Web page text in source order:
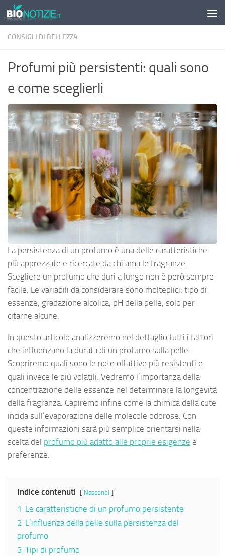
Sotto il contenuto
CONSIGLI DI BELLEZZA
Profumi più persistenti: quali sono
e come sceglierli
La persistenza di un profumo è una delle caratteristiche
più apprezzate e ricercate da chi ama le fragranze.
Scegliere un profumo che duri a lungo non è però sempre
facile. Le variabili da considerare sono molteplici: tipo di
essenze, gradazione alcolica, pH della pelle, solo per
citarne alcune.
In questo articolo analizzeremo nel dettaglio tutti i fattori
che influenzano la durata di un profumo sulla pelle.
Scopriremo quali sono le note olfattive più resistenti e
quali invece le più volatili. Vedremo l’importanza della
concentrazione delle essenze nel determinare la longevità
della fragranza. Capiremo infine come la chimica della cute
incida sull’evaporazione delle molecole odorose. Con
queste informazioni sarà più semplice orientarsi nella
scelta del profumo più adatto alle proprie esigenze e
preferenze.
Indice contenuti Nascondi
1 Le caratteristiche di un profumo persistente
2 L’influenza della pelle sulla persistenza del
profumo
3 Tipi di profumo